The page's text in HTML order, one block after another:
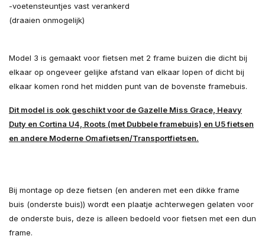
-voetensteuntjes vast verankerd
(draaien onmogelijk)
Model 3 is gemaakt voor fietsen met 2 frame buizen die dicht bij
elkaar op ongeveer gelijke afstand van elkaar lopen of dicht bij
elkaar komen rond het midden punt van de bovenste framebuis.
Dit model is ook geschikt voor de Gazelle Miss Grace, Heavy
Duty en Cortina U4, Roots (met Dubbele framebuis) en U5 fietsen
en andere Moderne Omafietsen/Transportfietsen.
Bij montage op deze fietsen (en anderen met een dikke frame
buis (onderste buis)) wordt een plaatje achterwegen gelaten voor
de onderste buis, deze is alleen bedoeld voor fietsen met een dun
frame.